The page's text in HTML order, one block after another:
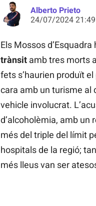
Alberto Prieto
24/07/2024 21:49
Els Mossos
trànsit amb tres morts
fets s’haurien produït
cara amb un turisme al
vehicle involucrat.
d’alcoholèmia, amb un
més del triple del límit
hospitals de la regió;
més lleus van ser